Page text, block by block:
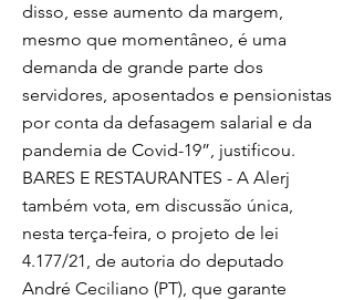
disso, esse aumento da margem,
mesmo que momentâneo, é uma
demanda de grande parte dos
servidores, aposentados e pensionistas
por conta da defasagem salarial e da
pandemia de Covid-19”, justificou.
BARES E RESTAURANTES - A Alerj
também vota, em discussão única,
nesta terça-feira, o projeto de lei
4.177/21, de autoria do deputado
André Ceciliano (PT), que garante